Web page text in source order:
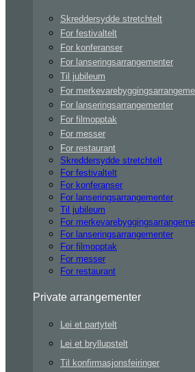
Skreddersydde stretchtelt
For festivaltelt
For konferanser
For lanseringsarrangementer
Til jubileum
For
For lanseringsarrangementer
For filmopptak
For messer
For restaurant
Skreddersydde stretchtelt
For festivaltelt
For konferanser
For lanseringsarrangementer
Til jubileum
For
For lanseringsarrangementer
For filmopptak
For messer
For restaurant
Private arrangementer
Lei et partytelt
Lei et bryllupstelt
Til konfirmasjonsfeiringer